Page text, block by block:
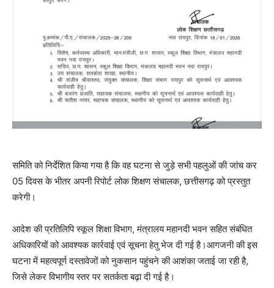
समिति को निर्देशित किया गया है कि वह घटना से जुड़े सभी पहलुओं की जांच कर
05 दिवस के भीतर अपनी रिपोर्ट लोक शिक्षण संचालक, छत्तीसगढ़ को प्रस्तुत
करेगी।
आदेश की प्रतिलिपि स्कूल शिक्षा विभाग, मंत्रालय महानदी भवन सहित संबंधित
अधिकारियों को आवश्यक कार्रवाई एवं सूचना हेतु भेज दी गई है।आगजनी की इस
घटना में महत्वपूर्ण दस्तावेजों को नुकसान पहुंचने की आशंका जताई जा रही है,
जिसे लेकर विभागीय स्तर पर सतर्कता बढ़ा दी गई है।